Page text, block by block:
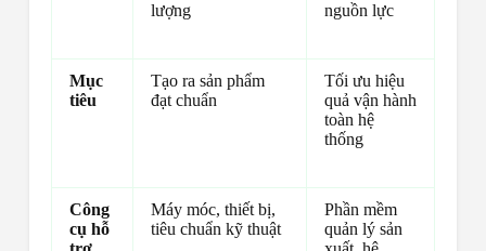
lượng
nguồn lực
Mục
tiêu
Tạo ra sản phẩm
đạt chuẩn
Tối ưu hiệu
quả vận hành
toàn hệ
thống
Công
cụ hỗ
Máy móc, thiết bị,
tiêu chuẩn kỹ thuật
Phần mềm
quản lý sản